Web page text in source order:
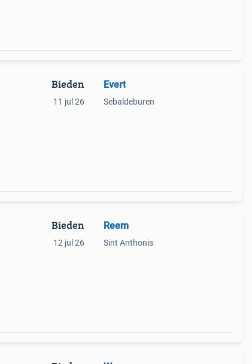
Bieden
11 jul 26
Evert
Sebaldeburen
Bieden
12 jul 26
Reem
Sint Anthonis